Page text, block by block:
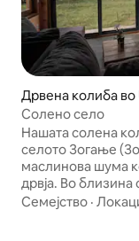
Дрвена колиба во
Солено село
Нашата солена
селото Зогање
маслинова шума
дрвја. Во близина
тави Салина, парк
Семејство ·